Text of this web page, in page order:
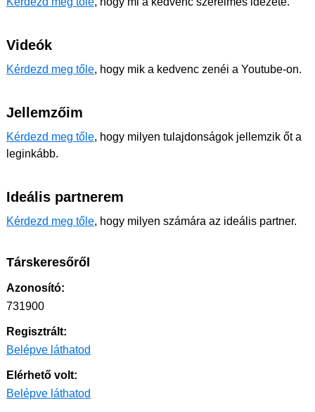
Videók
Kérdezd meg tőle, hogy mik a kedvenc zenéi a Youtube-on.
Jellemzőim
Kérdezd meg tőle, hogy milyen tulajdonságok jellemzik őt a
leginkább.
Ideális partnerem
Kérdezd meg tőle, hogy milyen számára az ideális partner.
Társkeresőről
Azonosító:
731900
Regisztrált:
Belépve láthatod
Elérhető volt:
Belépve láthatod